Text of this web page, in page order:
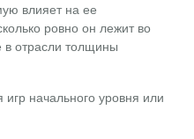
влияет на ее
ровно он лежит во
в отрасли толщины
начального уровня или